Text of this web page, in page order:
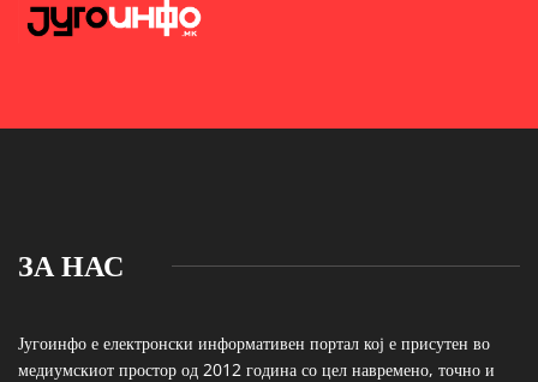
ЗА НАС
Југоинфо е електронски информативен портал кој е присутен во
медиумскиот простор од 2012 година со цел навремено, точно и